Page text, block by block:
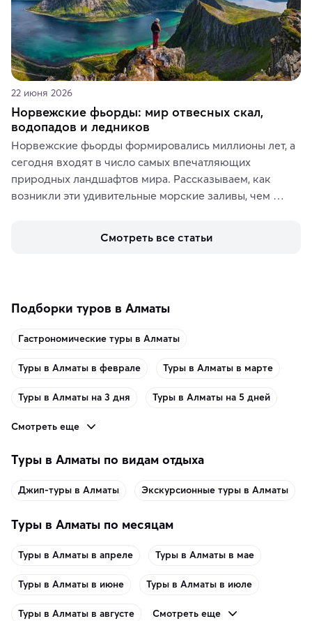
22 июня 2026
Норвежские фьорды: мир отвесных скал,
водопадов и ледников
Норвежские фьорды формировались миллионы лет, а
сегодня входят в число самых впечатляющих
природных ландшафтов мира. Рассказываем, как
возникли эти удивительные морские заливы, чем
включить в маршрут по Норвегии.
Смотреть все статьи
Подборки туров в Алматы
Гастрономические туры в Алматы
Туры в Алматы в феврале Туры в Алматы в марте
Туры в Алматы на 3 дня Туры в Алматы на 5 дней
Смотреть еще
Туры в Алматы по видам отдыха
Джип-туры в Алматы Экскурсионные туры в Алматы
Туры в Алматы по месяцам
Туры в Алматы в апреле Туры в Алматы в мае
Туры в Алматы в июне Туры в Алматы в июле
Туры в Алматы в августе Смотреть еще